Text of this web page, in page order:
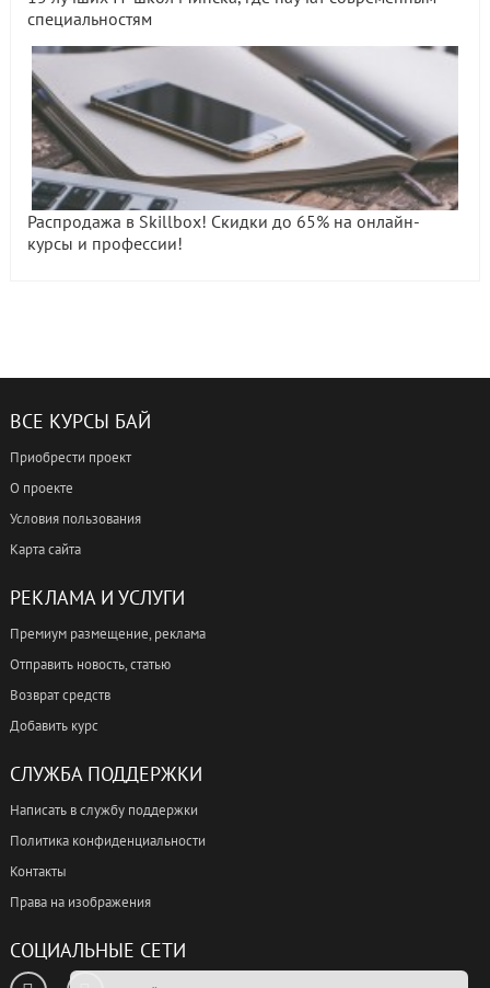
специальностям
Распродажа в Skillbox! Скидки до 65% на онлайн-
курсы и профессии!
ВСЕ КУРСЫ БАЙ
Приобрести проект
О проекте
Условия пользования
Карта сайта
РЕКЛАМА И УСЛУГИ
Премиум размещение, реклама
Отправить новость, статью
Возврат средств
Добавить курс
СЛУЖБА ПОДДЕРЖКИ
Написать в службу поддержки
Политика конфиденциальности
Контакты
Права на изображения
СОЦИАЛЬНЫЕ СЕТИ